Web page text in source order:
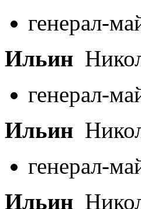
генерал-
Ильин
генерал-
Ильин
генерал-
Ильин